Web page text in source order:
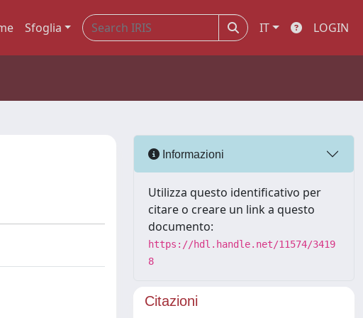
Sfoglia IT LOGIN
Informazioni
Utilizza questo identificativo per
citare o creare un link a questo
documento:
https://hdl.handle.net/11574/3419
8
Citazioni